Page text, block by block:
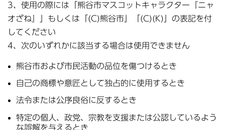
3、使用の際には「熊谷市マスコットキャラクター『ニャ
オざね』」もしくは「(C)熊谷市」「(C)(K)」の表記を付
してください
4、次のいずれかに該当する場合は使用できません
熊谷市および市民活動の品位を傷つけるとき
自己の商標や意匠として独占的に使用するとき
法令または公序良俗に反するとき
特定の個人、政党、宗教を支援または公認しているよう
な誤解を与えるとき